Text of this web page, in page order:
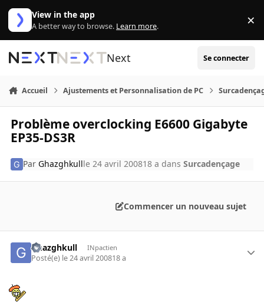
Aller au contenu
View in the app
A better way to browse. Learn more. ×
Next Se connecter
Accueil Ajustements et Personnalisation de PC
Problème overclocking E6600 Gigabyte
EP35-DS3R
Par Ghazghkullle 24 avril 200818 a dansSurcadençage
Commencer un nouveau sujet
Ghazghkull INpactien
Posté(e) le 24 avril 200818 a